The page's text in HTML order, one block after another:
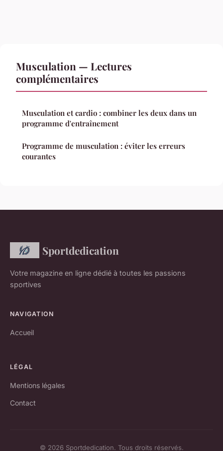
Musculation — Lectures
complémentaires
Musculation et cardio : combiner les deux dans un
programme d'entraînement
Programme de musculation : éviter les erreurs
courantes
Sportdedication
Votre magazine en ligne dédié à toutes les passions
sportives
NAVIGATION
Accueil
LÉGAL
Mentions légales
Contact
© 2026 Sportdedication. Tous droits réservés.